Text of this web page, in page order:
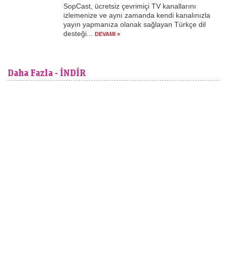
SopCast, ücretsiz çevrimiçi TV kanallarını
izlemenize ve aynı zamanda kendi kanalınızla
yayın yapmanıza olanak sağlayan Türkçe dil
desteği...
DEVAMI »
Daha Fazla - İNDİR